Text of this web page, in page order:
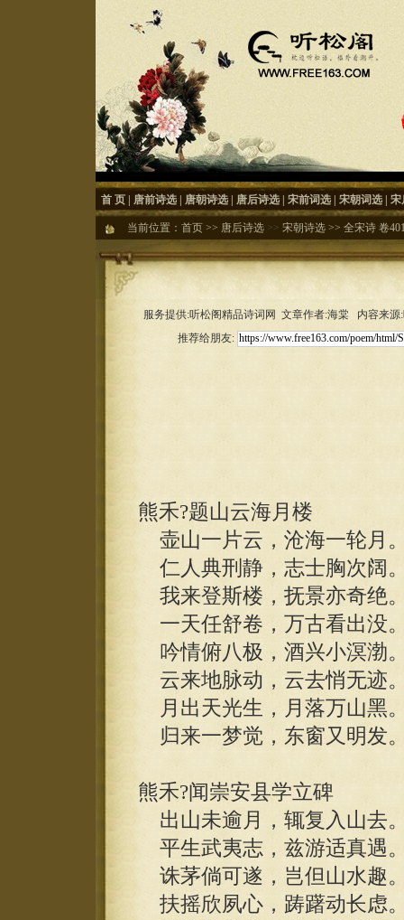
首 页 唐前诗选 唐朝诗选 唐后诗选 宋前词选 宋朝词选 宋
当前位置： 首页 >> 唐后诗选 >> 宋朝诗选 >> 全宋诗 卷
服务提供:听松阁精品诗词网 文章作者:海棠 内容来
推荐给朋友:
熊禾?题山云海月楼
壶山一片云，沧海一轮月
仁人典刑静，志士胸次阔
我来登斯楼，抚景亦奇绝
一天任舒卷，万古看出没
吟情俯八极，酒兴小溟渤
云来地脉动，云去悄无迹
月出天光生，月落万山黑
归来一梦觉，东窗又明发
熊禾?闻崇安县学立碑
出山未逾月，辄复入山去
平生武夷志，兹游适真遇
诛茅倘可遂，岂但山水趣
扶摇欣夙心，踌躇动长虑